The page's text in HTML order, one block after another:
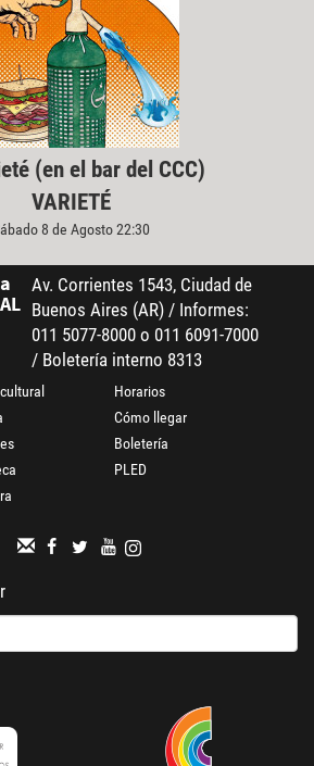
(en el bar del CCC)
VARIETÉ
8 de Agosto 22:30
Av. Corrientes 1543, Ciudad de
Buenos Aires (AR) / Informes:
011 5077-8000 o 011 6091-7000
/ Boletería interno 8313
Horarios
Cómo llegar
Boletería
PLED